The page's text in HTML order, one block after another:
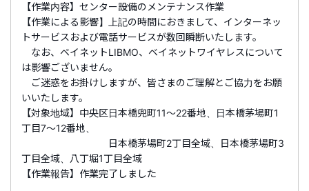
【作業内容】センター設備のメンテナンス作業
【作業による影響】上記の時間におきまして、インターネッ
トサービスおよび電話サービスが数回瞬断いたします。
なお、ベイネットLIBMO、ベイネットワイヤレスについて
は影響ございません。
ご迷惑をお掛けしますが、皆さまのご理解とご協力をお願
いいたします。
【対象地域】中央区日本橋兜町11～22番地、日本橋茅場町1
丁目7～12番地、
日本橋茅場町2丁目全域、日本橋茅場町3
丁目全域、八丁堀1丁目全域
【作業報告】作業完了しました